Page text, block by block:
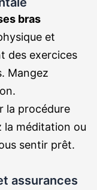
bras
et
des exercices
Mangez
la procédure
la méditation ou
sentir prêt.
assurances